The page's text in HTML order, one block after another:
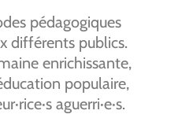
pédagogiques
différents publics.
enrichissante,
populaire,
aguerri·e·s.